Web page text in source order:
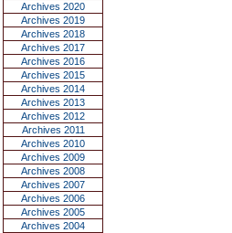
Archives 2020
Archives 2019
Archives 2018
Archives 2017
Archives 2016
Archives 2015
Archives 2014
Archives 2013
Archives 2012
Archives 2011
Archives 2010
Archives 2009
Archives 2008
Archives 2007
Archives 2006
Archives 2005
Archives 2004